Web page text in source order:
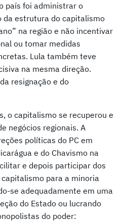
país foi administrar o
da estrutura do capitalismo
na região e não incentivar
ou tomar medidas
Lula também teve
na mesma direção.
resignação e do
o capitalismo se recuperou e
negócios regionais. A
políticas do PC em
e do Chavismo na
e depois participar dos
para a minoria
se adequadamente em uma
do Estado ou lucrando
do poder: